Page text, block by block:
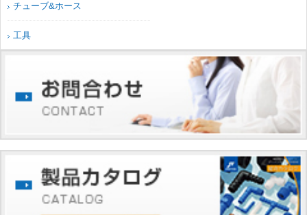
チューブ&ホース
工具